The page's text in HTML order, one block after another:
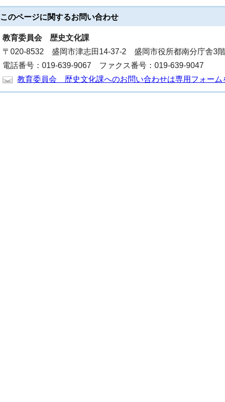
このページに関するお問い合わせ
教育委員会 歴史文化課
〒020-8532 盛岡市津志田14-37-2 盛岡市役所都南分庁舎3階
電話番号：019-639-9067 ファクス番号：019-639-9047
教育委員会 歴史文化課へのお問い合わせは専用フォーム